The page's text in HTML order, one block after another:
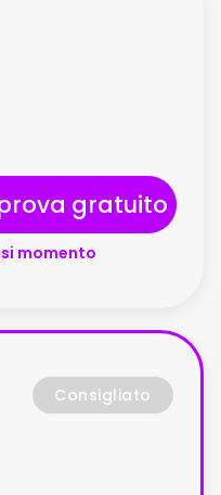
gratuito
momento
Consigliato